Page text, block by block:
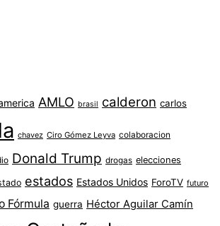
AMLO brasil calderon carlos
chavez Ciro Gómez Leyva colaboracion
Donald Trump drogas elecciones
estados Estados Unidos ForoTV futuro
Fórmula guerra Héctor Aguilar Camín